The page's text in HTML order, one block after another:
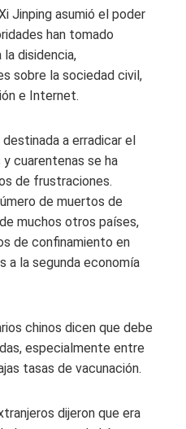
Jinping asumió el poder
han tomado
disidencia,
sobre la sociedad civil,
e Internet.
a erradicar el
cuarentenas se ha
de frustraciones.
de muertos de
muchos otros países,
de confinamiento en
a la segunda economía
chinos dicen que debe
especialmente entre
tasas de vacunación.
dijeron que era